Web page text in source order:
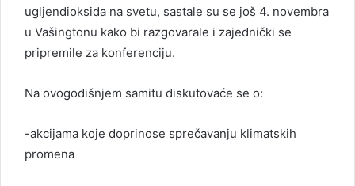
ugljendioksida na svetu, sastale su se još 4. novembra
u Vašingtonu kako bi razgovarale i zajednički se
pripremile za konferenciju.
Na ovogodišnjem samitu diskutovaće se o:
-akcijama koje doprinose sprečavanju klimatskih
promena